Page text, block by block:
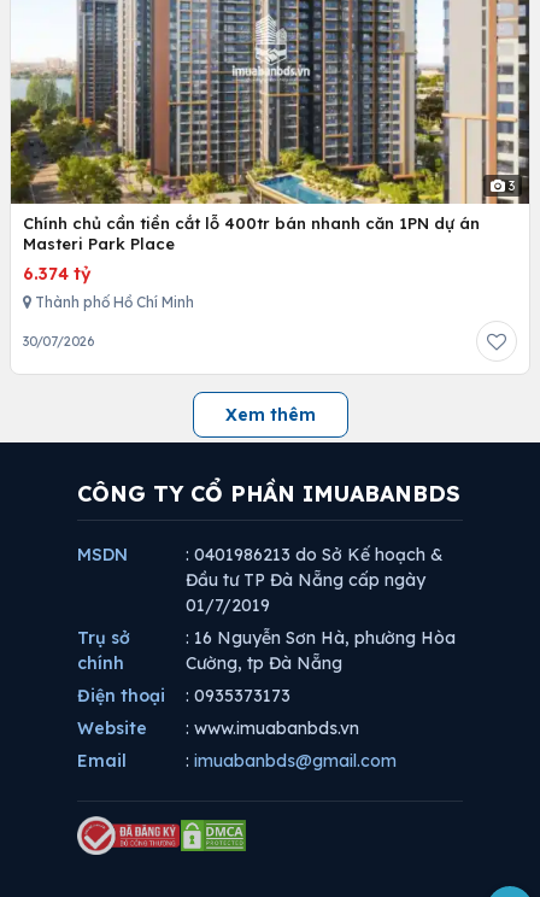
3
Chính chủ cần tiền cắt lỗ 400tr bán nhanh căn 1PN dự án
Masteri Park Place
6.374 tỷ
Thành phố Hồ Chí Minh
30/07/2026
Xem thêm
CÔNG TY CỔ PHẦN IMUABANBDS
MSDN
: 0401986213 do Sở Kế hoạch &
Đầu tư TP Đà Nẵng cấp ngày
01/7/2019
Trụ sở
chính
: 16 Nguyễn Sơn Hà, phường Hòa
Cường, tp Đà Nẵng
Điện thoại
: 0935373173
Website
: www.imuabanbds.vn
Email
: imuabanbds@gmail.com